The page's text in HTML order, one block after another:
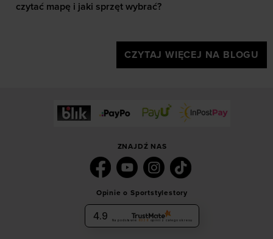
czytać mapę i jaki sprzęt wybrać?
CZYTAJ WIĘCEJ NA BLOGU
ZNAJDŹ NAS
Opinie o Sportstylestory
4.9 Na podstawie 6036 opinii z całego okresu